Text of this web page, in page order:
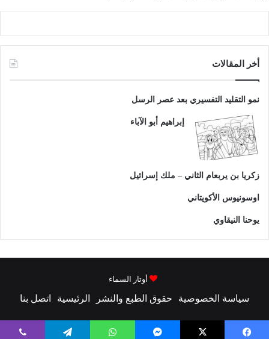
أخر المقالات
نمو التقليد التفسيري بعد عصر الرسل
إبراهيم أبو الآباء
زكريا بن يربعام الثاني – ملك إسرائيل
اوسونيوس الأكويتاني
يوحنا النيقاوي
أوتار السماء
سياسة الخصوصية حقوق الطبع والنشر الرئيسية اتصل بنا